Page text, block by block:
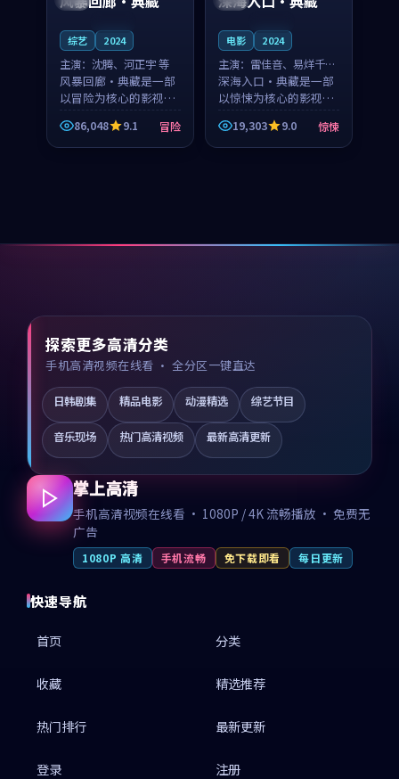
综艺 2024
主演： 沈腾、河正宇 等
风暴回廊·典藏是一部
以冒险为核心的影视作
品，围绕危机、反转与
人物成长展开，整体节
奏紧凑，值得推荐观
86,048 9.1 冒险
电影 2024
主演： 雷佳音、易烊千玺
等
深海入口·典藏是一部
以惊悚为核心的影视作
品，围绕危机、反转与
人物成长展开，整体节
奏紧凑，值得推荐观
19,303 9.0 惊悚
探索更多高清分类
手机高清视频在线看 · 全分区一键直达
日韩剧集 精品电影 动漫精选 综艺节目
音乐现场 热门高清视频 最新高清更新
掌上高清
手机高清视频在线看 · 1080P / 4K 流畅播放 · 免费无
广告
1080P 高清 手机流畅 免下载即看 每日更新
快速导航
首页 分类
收藏 精选推荐
热门排行 最新更新
登录 注册